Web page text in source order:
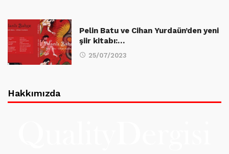
Pelin Batu ve Cihan Yurdaün’den yeni
şiir kitabı:…
25/07/2023
Hakkımızda